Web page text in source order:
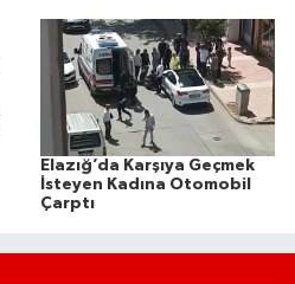
Elazığ’da Karşıya Geçmek
İsteyen Kadına Otomobil
Çarptı